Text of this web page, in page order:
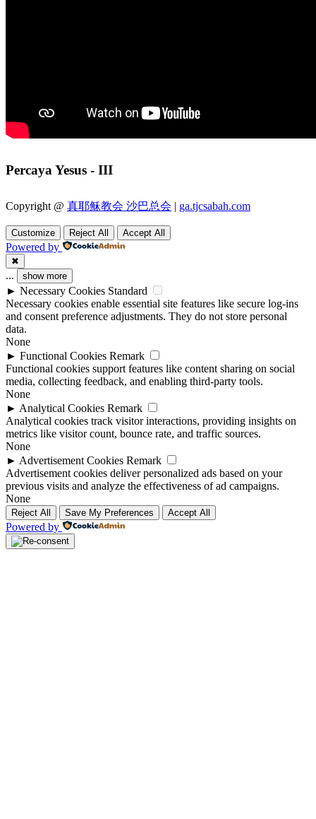
Percaya Yesus - III
Copyright @ 真耶稣教会 沙巴总会 | ga.tjcsabah.com
Customize Reject All Accept All
Powered by
✖
... show more
► Necessary Cookies Standard
Necessary cookies enable essential site features like secure log-ins
and consent preference adjustments. They do not store personal
data.
None
► Functional Cookies Remark
Functional cookies support features like content sharing on social
media, collecting feedback, and enabling third-party tools.
None
► Analytical Cookies Remark
Analytical cookies track visitor interactions, providing insights on
metrics like visitor count, bounce rate, and traffic sources.
None
► Advertisement Cookies Remark
Advertisement cookies deliver personalized ads based on your
previous visits and analyze the effectiveness of ad campaigns.
None
Reject All Save My Preferences Accept All
Powered by